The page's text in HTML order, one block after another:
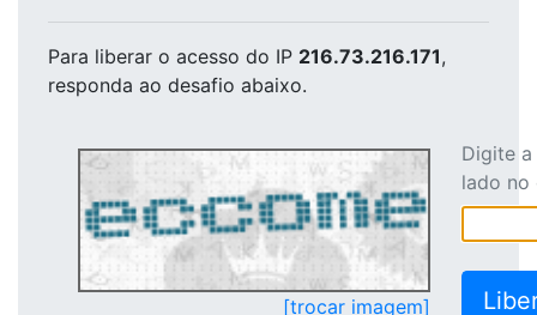
Para liberar o acesso do IP 216.73.216.171,
responda ao desafio abaixo.
[trocar imagem]
Digite
lado no